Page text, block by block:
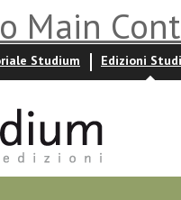
Main
Studium Edizioni